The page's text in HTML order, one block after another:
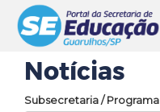
Notícias
Subsecretaria / Programa